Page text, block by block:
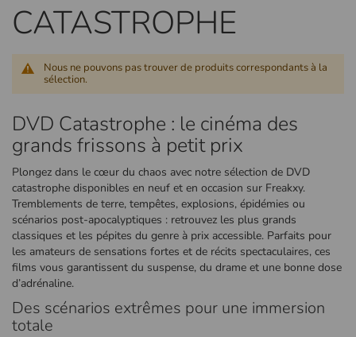
CATASTROPHE
Nous ne pouvons pas trouver de produits correspondants à la
sélection.
DVD Catastrophe : le cinéma des
grands frissons à petit prix
Plongez dans le cœur du chaos avec notre sélection de DVD
catastrophe disponibles en neuf et en occasion sur Freakxy.
Tremblements de terre, tempêtes, explosions, épidémies ou
scénarios post-apocalyptiques : retrouvez les plus grands
classiques et les pépites du genre à prix accessible. Parfaits pour
les amateurs de sensations fortes et de récits spectaculaires, ces
films vous garantissent du suspense, du drame et une bonne dose
d’adrénaline.
Des scénarios extrêmes pour une immersion
totale